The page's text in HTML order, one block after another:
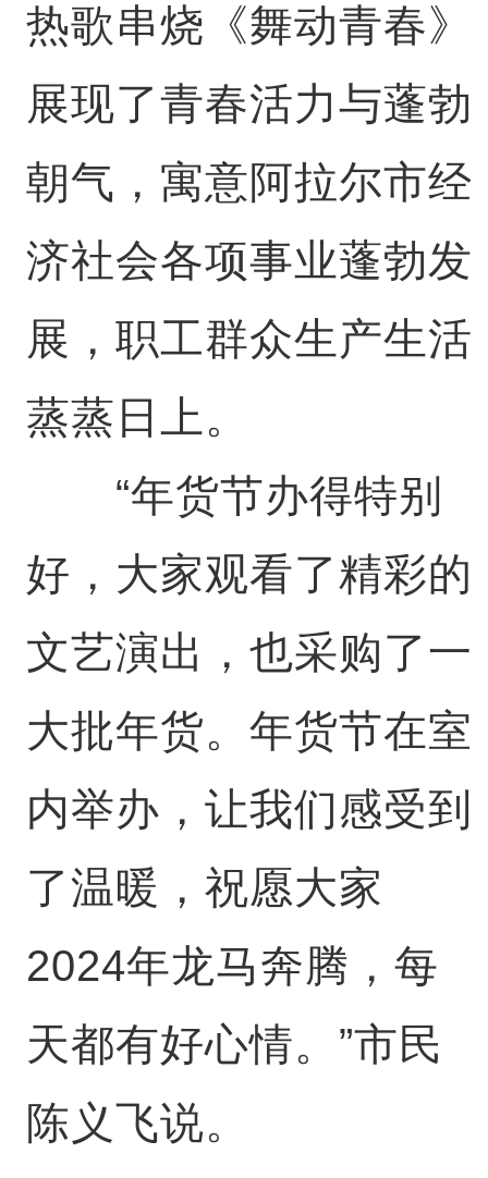
热歌串烧《舞动青春》
展现了青春活力与蓬勃
朝气，寓意阿拉尔市经
济社会各项事业蓬勃发
展，职工群众生产生活
蒸蒸日上。
“年货节办得特别
好，大家观看了精彩的
文艺演出，也采购了一
大批年货。年货节在室
内举办，让我们感受到
了温暖，祝愿大家
2024年龙马奔腾，每
天都有好心情。”市民
陈义飞说。